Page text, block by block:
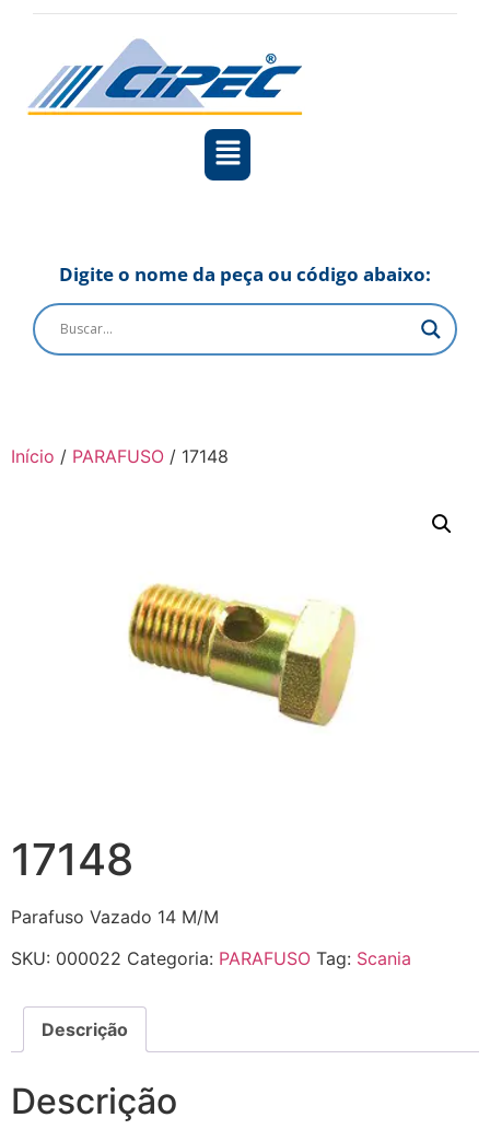
Digite o nome da peça ou código abaixo:
Início / PARAFUSO / 17148
17148
Parafuso Vazado 14 M/M
SKU: 000022 Categoria: PARAFUSO Tag: Scania
Descrição
Descrição